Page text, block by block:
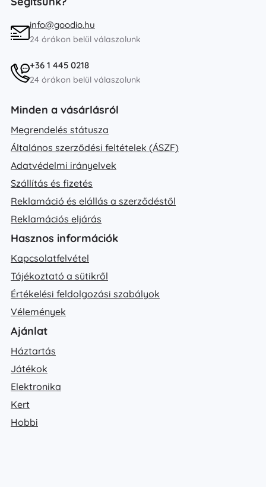
info@goodio.hu
24 órákon belül válaszolunk
+36 1 445 0218
24 órákon belül válaszolunk
Minden a vásárlásról
Megrendelés státusza
Általános szerződési feltételek (ÁSZF)
Adatvédelmi irányelvek
Szállítás és fizetés
Reklamáció és elállás a szerződéstől
Reklamációs eljárás
Hasznos információk
Kapcsolatfelvétel
Tájékoztató a sütikről
Értékelési feldolgozási szabályok
Vélemények
Ajánlat
Háztartás
Játékok
Elektronika
Kert
Hobbi